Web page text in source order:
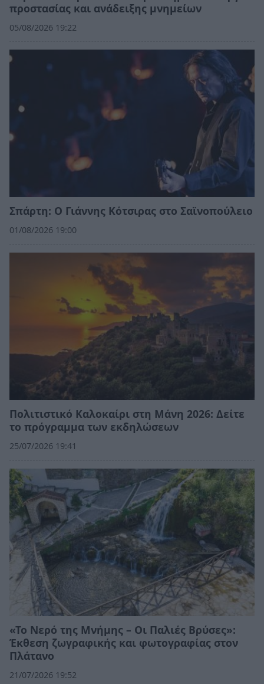
προστασίας και ανάδειξης μνημείων
05/08/2026 19:22
Σπάρτη: Ο Γιάννης Κότσιρας στο Σαϊνοπούλειο
01/08/2026 19:00
Πολιτιστικό Καλοκαίρι στη Μάνη 2026: Δείτε
το πρόγραμμα των εκδηλώσεων
25/07/2026 19:41
«Το Νερό της Μνήμης – Οι Παλιές Βρύσες»:
Έκθεση ζωγραφικής και φωτογραφίας στον
Πλάτανο
21/07/2026 19:52